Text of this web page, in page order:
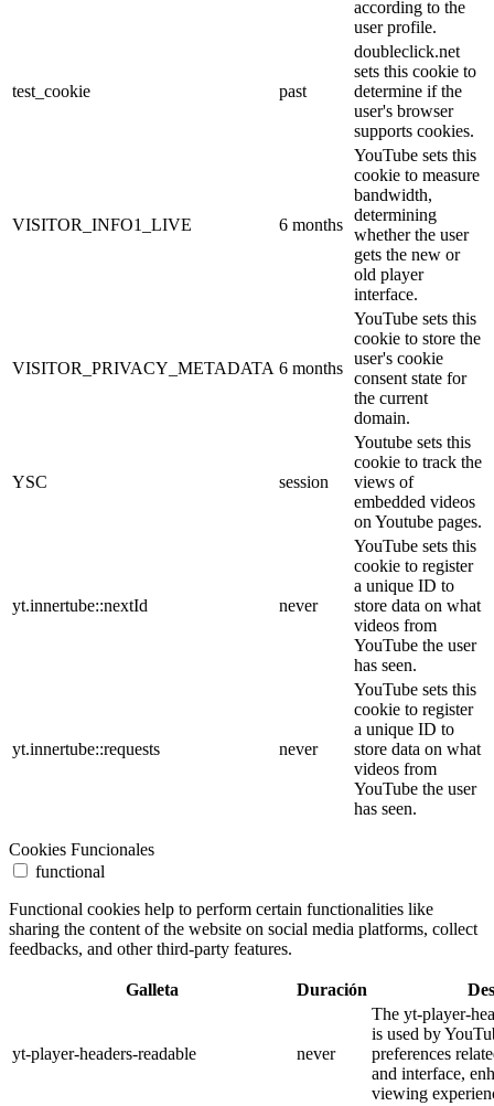
according to the
user profile.
test_cookie past
doubleclick.net
sets this cookie to
determine if the
user's browser
supports cookies.
VISITOR_INFO1_LIVE 6 months
YouTube sets this
cookie to measure
bandwidth,
determining
whether the user
gets the new or
old player
interface.
VISITOR_PRIVACY_METADATA 6 months
YouTube sets this
cookie to store the
user's cookie
consent state for
the current
domain.
YSC session
Youtube sets this
cookie to track the
views of
embedded videos
on Youtube pages.
yt.innertube::nextId never
YouTube sets this
cookie to register
a unique ID to
store data on what
videos from
YouTube the user
has seen.
yt.innertube::requests never
YouTube sets this
cookie to register
a unique ID to
store data on what
videos from
YouTube the user
has seen.
Cookies Funcionales
functional
Functional cookies help to perform certain functionalities like
sharing the content of the website on social media platforms, collect
feedbacks, and other third-party features.
Galleta Duración
yt-player-headers-readable never
The yt-player-
is used by
preferences
and interface,
viewing